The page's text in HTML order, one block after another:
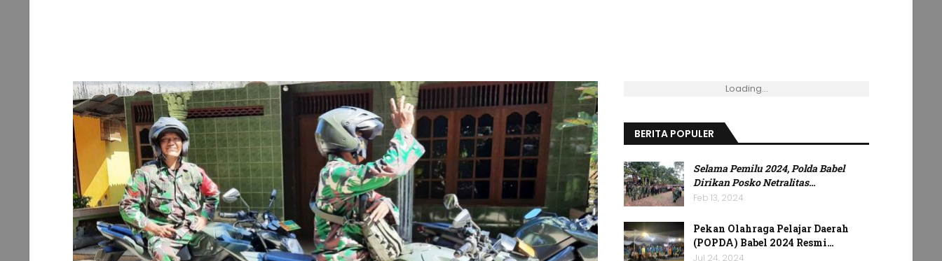
Loading...
BERITA POPULER
Selama Pemilu 2024, Polda Babel
Dirikan Posko Netralitas…
Feb 13, 2024
Pekan Olahraga Pelajar Daerah
(POPDA) Babel 2024 Resmi…
Jul 24, 2024